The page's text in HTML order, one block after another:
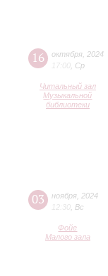
16 октября 2024
17:00 Ср
Читальный зал
Музыкальной
библиотеки
03 ноября 2024
12:30 Вс
Фойе
Малого зала